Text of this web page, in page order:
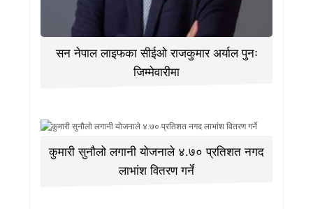
सन नेपाल लाइफका सीईओ राजकुमार अर्याल पुनः
जिम्मेवारीमा
कुमारी सुनौलो लगानी योजनाले ४.७० प्रतिशत नगद
लाभांश वितरण गर्ने